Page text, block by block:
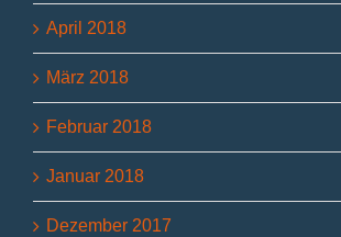
April 2018
März 2018
Februar 2018
Januar 2018
Dezember 2017